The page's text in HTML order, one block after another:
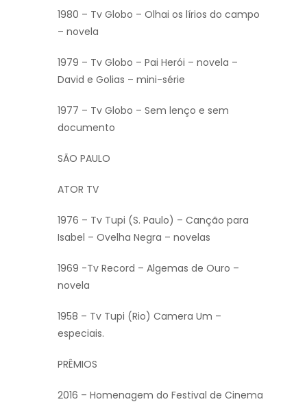
1980 – Tv Globo – Olhai os lírios do campo
– novela
1979 – Tv Globo – Pai Herói – novela –
David e Golias – mini-série
1977 – Tv Globo – Sem lenço e sem
documento
SÃO PAULO
ATOR TV
1976 – Tv Tupi (S. Paulo) – Canção para
Isabel – Ovelha Negra – novelas
1969 -Tv Record – Algemas de Ouro –
novela
1958 – Tv Tupi (Rio) Camera Um –
especiais.
PRÊMIOS
2016 – Homenagem do Festival de Cinema